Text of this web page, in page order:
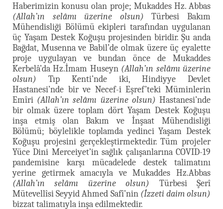
Haberimizin konusu olan proje; Mukaddes Hz. Abbas
(Allah’ın selâmı üzerine olsun) Türbesi Bakım
Mühendisliği Bölümü ekipleri tarafından uygulanan
üç Yaşam Destek Koğuşu projesinden biridir. Şu anda
Bağdat, Musenna ve Babil’de olmak üzere üç eyalette
proje uygulayan ve bundan önce de Mukaddes
Kerbelâ’da Hz.İmam Huseyn (Allah’ın selâmı üzerine
olsun) Tıp Kenti’nde iki, Hindiyye Devlet
Hastanesi’nde bir ve Necef-i Eşref’teki Müminlerin
Emîri (Allah’ın selâmı üzerine olsun) Hastanesi’nde
bir olmak üzere toplam dört Yaşam Destek Koğuşu
inşa etmiş olan Bakım ve İnşaat Mühendisliği
Bölümü; böylelikle toplamda yedinci Yaşam Destek
Koğuşu projesini gerçekleştirmektedir. Tüm projeler
Yüce Dini Merceiyet’in sağlık çalışanlarına COVID-19
pandemisine karşı mücadelede destek talimatını
yerine getirmek amacıyla ve Mukaddes Hz.Abbas
(Allah’ın selâmı üzerine olsun) Türbesi Şerî
Mütevellîsi Seyyid Ahmed Safî’nin (İzzeti daim olsun)
bizzat talimatıyla inşa edilmektedir.